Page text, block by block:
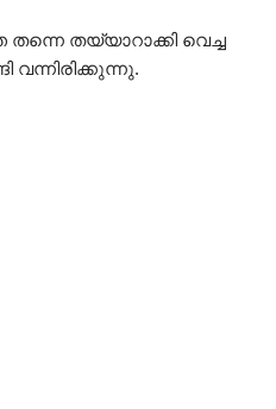
തയ്യാറാക്കി വെച്ച
വന്നിരിക്കുന്നു.